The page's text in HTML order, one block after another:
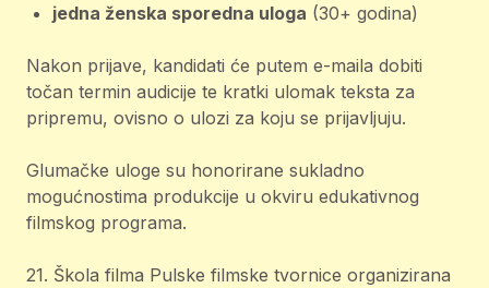
jedna ženska sporedna uloga (30+ godina)
Nakon prijave, kandidati će putem e-maila dobiti
točan termin audicije te kratki ulomak teksta za
pripremu, ovisno o ulozi za koju se prijavljuju.
Glumačke uloge su honorirane sukladno
mogućnostima produkcije u okviru edukativnog
filmskog programa.
21. Škola filma Pulske filmske tvornice organizirana